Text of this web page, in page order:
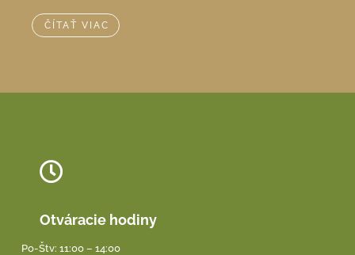
ČÍTAŤ VIAC
Otváracie hodiny
Po-Štv: 11:00 – 14:00